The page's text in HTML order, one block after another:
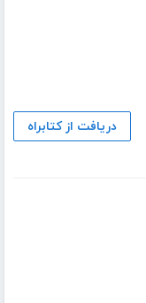
دریافت از کتابراه